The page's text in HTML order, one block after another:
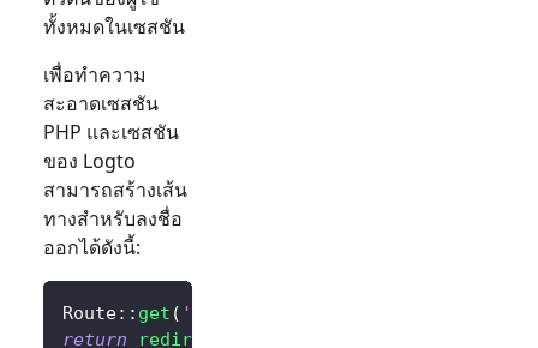
ทั้งหมดในเซสชัน
เพื่อทำความ
สะอาดเซสชัน
PHP และเซสชัน
ของ Logto
สามารถสร้างเส้น
ทางสำหรับลงชื่อ
ออกได้ดังนี้:
Route:: get ( '/sign-out'
return
redirect